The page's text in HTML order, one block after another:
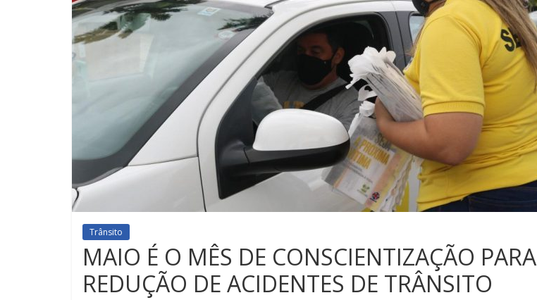
Trânsito
MAIO É O MÊS DE CONSCIENTIZAÇÃO PARA
REDUÇÃO DE ACIDENTES DE TRÂNSITO